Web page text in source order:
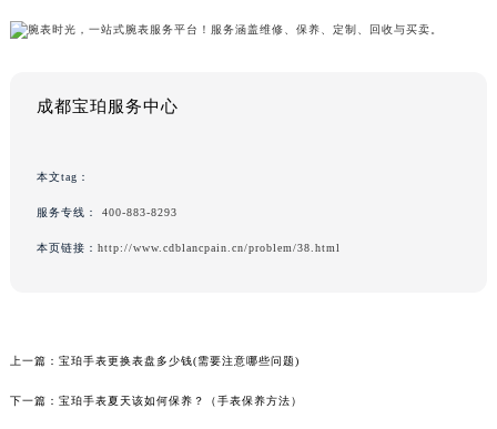
成都宝珀服务中心
本文tag：
服务专线： 400-883-8293
本页链接： http://www.cdblancpain.cn/problem/38.html
上一篇： 宝珀手表更换表盘多少钱(需要注意哪些问题)
下一篇： 宝珀手表夏天该如何保养？（手表保养方法）